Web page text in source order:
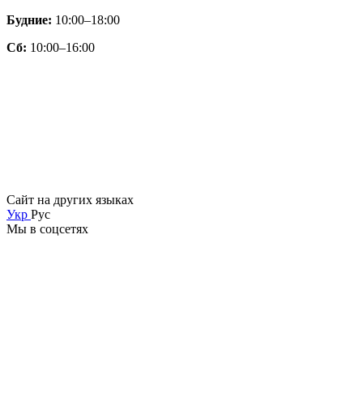
Будние: 10:00–18:00
Сб: 10:00–16:00
Сайт на других языках
Укр Рус
Мы в соцсетях